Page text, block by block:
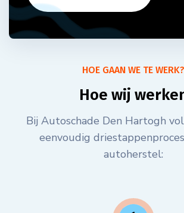
HOE GAAN WE TE WERK?
Hoe wij
Bij Autoschade Den Hartogh
eenvoudig
autoherstel: